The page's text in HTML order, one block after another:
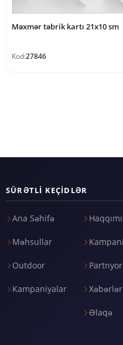
Məxmər təbrik kartı 21x10 sm
Kod:27846
SÜRƏTLI KEÇIDLƏR
Ana Səhifə
Məhsullar
Outdoor
Kampaniyalar Xəbərlər
Əlaqə